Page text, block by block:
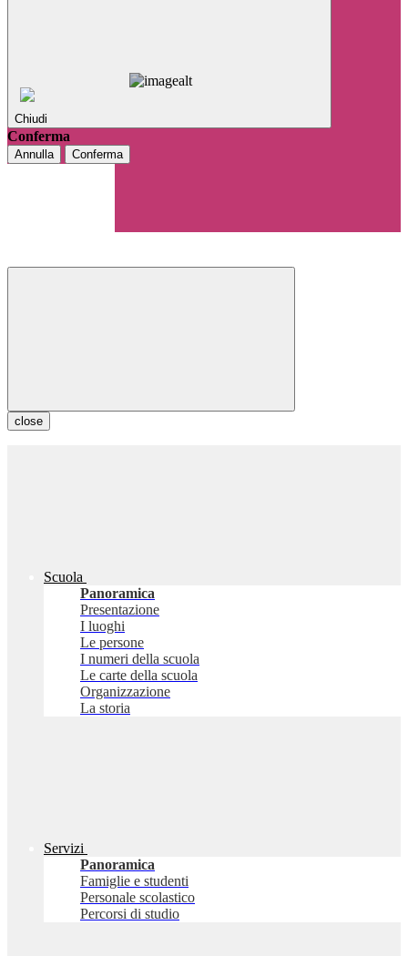
Chiudi
Conferma
Annulla Conferma
close
Scuola
Panoramica
Presentazione
I luoghi
Le persone
I numeri della scuola
Le carte della scuola
Organizzazione
La storia
Servizi
Panoramica
Famiglie e studenti
Personale scolastico
Percorsi di studio